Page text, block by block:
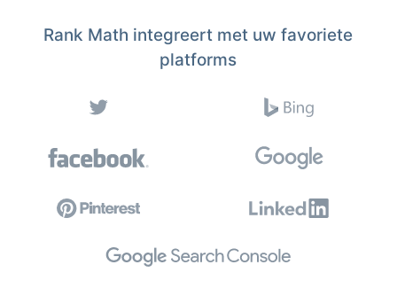
Rank Math integreert met uw favoriete
platforms